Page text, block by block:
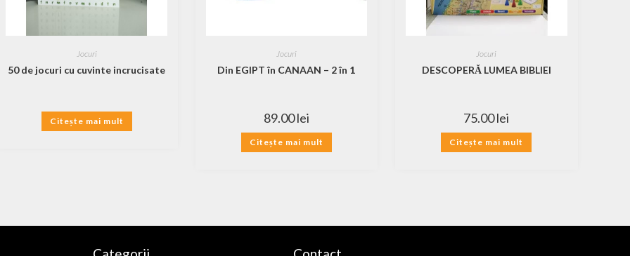
Jocuri
50 de jocuri cu cuvinte incrucisate
Citește mai mult
Jocuri
Din EGIPT în CANAAN – 2 în 1
89.00lei
Citește mai mult
Jocuri
DESCOPERĂ LUMEA BIBLIEI
75.00lei
Citește mai mult